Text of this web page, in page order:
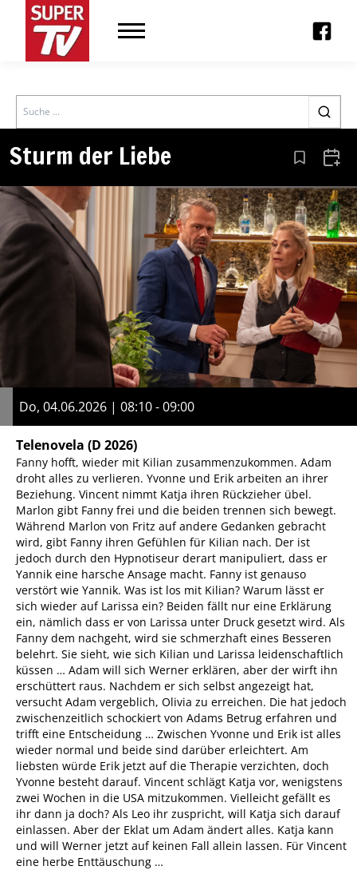
Search
Sturm der Liebe Aus den
Do, 04.06.2026 | 08:10 - 09:00
Telenovela (D 2026)
Fanny hofft, wieder mit Kilian zusammenzukommen. Adam
droht alles zu verlieren. Yvonne und Erik arbeiten an ihrer
Beziehung. Vincent nimmt Katja ihren Rückzieher übel.
Marlon gibt Fanny frei und die beiden trennen sich bewegt.
Während Marlon von Fritz auf andere Gedanken gebracht
wird, gibt Fanny ihren Gefühlen für Kilian nach. Der ist
jedoch durch den Hypnotiseur derart manipuliert, dass er
Yannik eine harsche Ansage macht. Fanny ist genauso
verstört wie Yannik. Was ist los mit Kilian? Warum lässt er
sich wieder auf Larissa ein? Beiden fällt nur eine Erklärung
ein, nämlich dass er von Larissa unter Druck gesetzt wird. Als
Fanny dem nachgeht, wird sie schmerzhaft eines Besseren
belehrt. Sie sieht, wie sich Kilian und Larissa leidenschaftlich
küssen … Adam will sich Werner erklären, aber der wirft ihn
erschüttert raus. Nachdem er sich selbst angezeigt hat,
versucht Adam vergeblich, Olivia zu erreichen. Die hat jedoch
zwischenzeitlich schockiert von Adams Betrug erfahren und
trifft eine Entscheidung … Zwischen Yvonne und Erik ist alles
wieder normal und beide sind darüber erleichtert. Am
liebsten würde Erik jetzt auf die Therapie verzichten, doch
Yvonne besteht darauf. Vincent schlägt Katja vor, wenigstens
zwei Wochen in die USA mitzukommen. Vielleicht gefällt es
ihr dann ja doch? Als Leo ihr zuspricht, will Katja sich darauf
einlassen. Aber der Eklat um Adam ändert alles. Katja kann
und will Werner jetzt auf keinen Fall allein lassen. Für Vincent
eine herbe Enttäuschung …